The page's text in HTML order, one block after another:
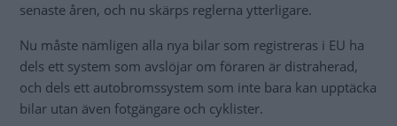
senaste åren, och nu skärps reglerna ytterligare.
Nu måste nämligen alla nya bilar som registreras i EU ha
dels ett system som avslöjar om föraren är distraherad,
och dels ett autobromssystem som inte bara kan upptäcka
bilar utan även fotgängare och cyklister.